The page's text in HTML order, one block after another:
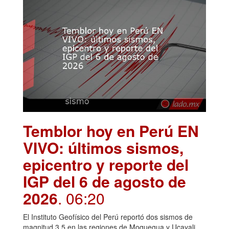
Temblor hoy en Perú EN
VIVO: últimos sismos,
epicentro y reporte del
IGP del 6 de agosto de
2026. 06:20
El Instituto Geofísico del Perú reportó dos sismos de